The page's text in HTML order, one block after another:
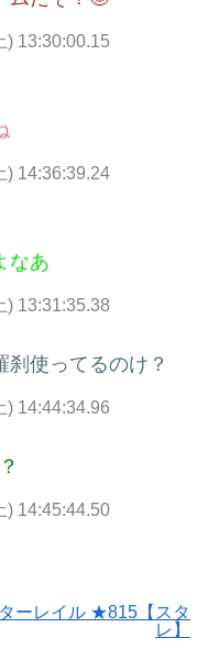
) 13:30:00.15
) 14:36:39.24
なあ
) 13:31:35.38
使ってるのけ？
) 14:44:34.96
) 14:45:44.50
ーレイル ★815【スタ
レ】